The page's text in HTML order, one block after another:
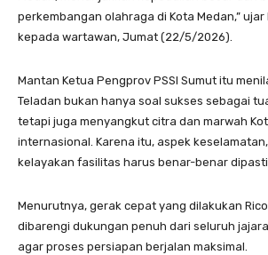
perkembangan olahraga di Kota Medan,” ujar
kepada wartawan, Jumat (22/5/2026).
Mantan Ketua Pengprov PSSI Sumut itu
Teladan bukan hanya soal sukses sebagai
tetapi juga menyangkut citra dan marwah
internasional. Karena itu, aspek
kelayakan fasilitas harus benar-benar
Menurutnya, gerak cepat yang dilakukan
dibarengi dukungan penuh dari seluruh
agar proses persiapan berjalan maksimal.